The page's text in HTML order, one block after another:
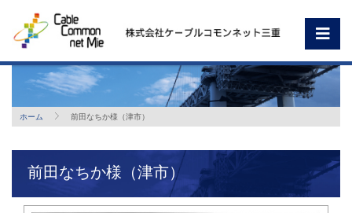
ホーム 前田なちか様（津市）
前田なちか様（津市）